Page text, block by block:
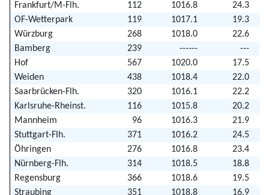
Frankfurt/M-Flh.
112 1016.8
24.3
OF-Wetterpark
119 1017.1
19.3
Würzburg
268 1018.0
22.6
Bamberg
239 ------
---
Hof
567 1020.0
17.5
Weiden
438 1018.4
22.0
Saarbrücken-Flh.
320 1016.1
22.2
Karlsruhe-Rheinst.
116 1015.8
20.2
Mannheim
96 1016.3
21.9
Stuttgart-Flh.
371 1016.2
24.5
Öhringen
276 1016.8
23.4
Nürnberg-Flh.
314 1018.5
18.8
Regensburg
366 1018.6
19.5
Straubing
351 1018.8
16.9